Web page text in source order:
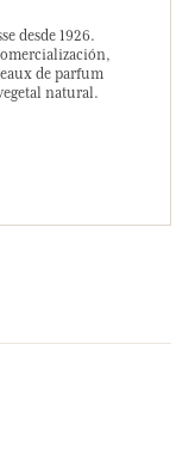
desde 1926.
de parfum
natural.